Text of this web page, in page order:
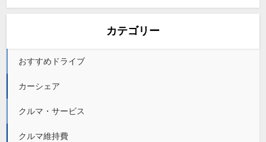
カテゴリー
おすすめドライブ
カーシェア
クルマ・サービス
クルマ維持費